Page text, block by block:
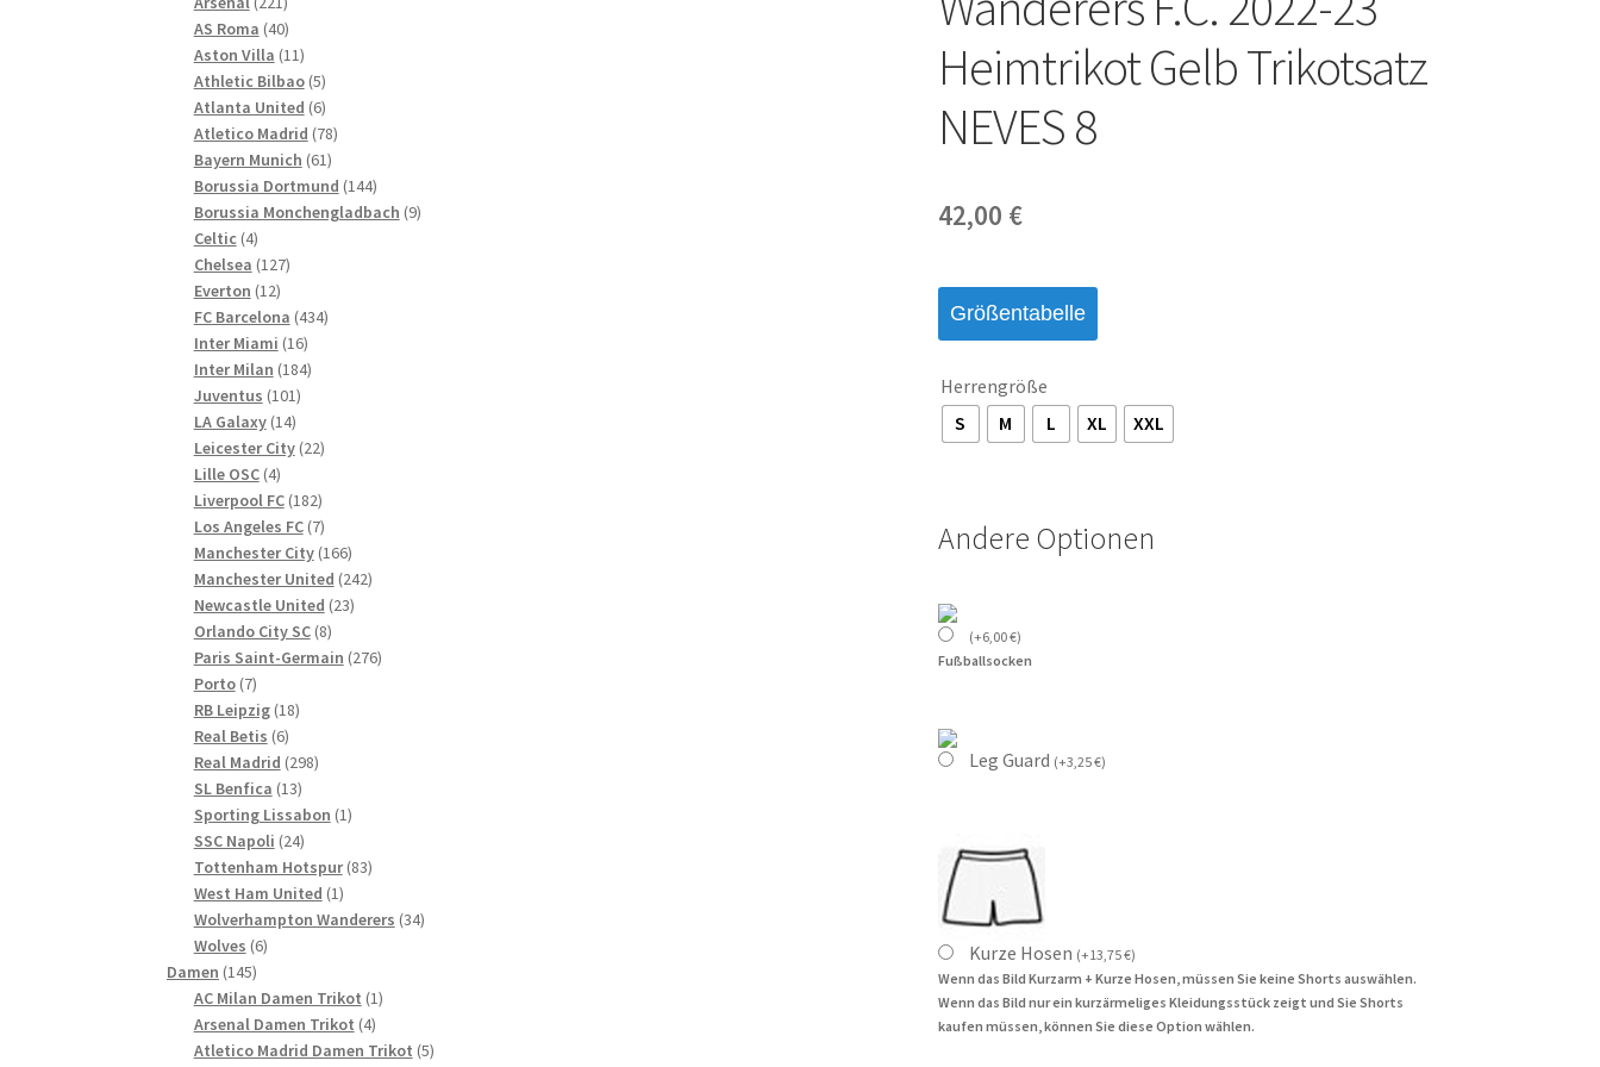
Heimtrikot Gelb Trikotsatz
NEVES 8
42,00 €
Größentabelle
Herrengröße
S
M L XL XXL
Andere Optionen
(+6,00€)
Fußballsocken
Leg Guard (+3,25€)
Kurze Hosen (+13,75€)
Wenn das Bild Kurzarm + Kurze Hosen, müssen Sie keine Shorts auswählen.
Wenn das Bild nur ein kurzärmeliges Kleidungsstück zeigt und Sie Shorts
kaufen müssen, können Sie diese Option wählen.
Produkte
AS Roma 4040
Produkte
Aston Villa 1111
Produkte
Athletic Bilbao 55
Produkte
Atlanta United 66
Produkte
Atletico Madrid 7878
Bayern Munich 6161
Produkte
Borussia Dortmund 144144
Produkte
Borussia Monchengladbach 99
Celtic 44
Produkte
Chelsea 127127
Everton 1212
Produkte
FC Barcelona 434434
Inter Miami 1616
Produkte
Inter Milan 184184
Juventus 101101
Produkte
LA Galaxy 1414
Produkte
Leicester City 2222
Lille OSC 44
Produkte
Liverpool FC 182182
Produkte
Los Angeles FC 77
Produkte
Manchester City 166166
Produkte
Manchester United 242242
Newcastle United 2323
Orlando City SC 88
Produkte
Paris Saint-Germain 276276
Porto 77
Produkte
RB Leipzig 1818
Real Betis 66
Produkte
Real Madrid 298298
SL Benfica 1313
Produkte
Sporting Lissabon 11
SSC Napoli 2424
Produkte
Tottenham Hotspur 8383
West Ham United 11
Produkt
Wolverhampton Wanderers 3434
Wolves 66
Damen 145145
Produkte
AC Milan Damen Trikot 11
Arsenal Damen Trikot 44
Produkte
Atletico Madrid Damen Trikot 55